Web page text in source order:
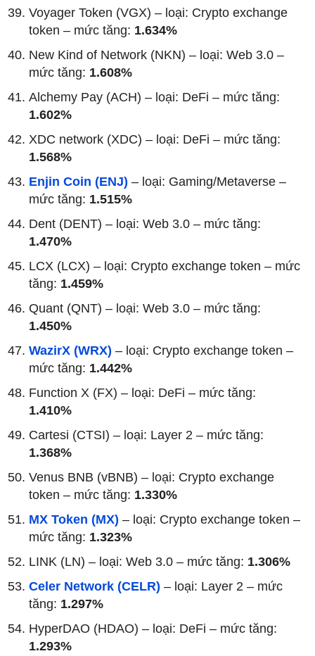
Voyager Token (VGX) – loại: Crypto exchange
token – mức tăng: 1.634%
New Kind of Network (NKN) – loại: Web 3.0 –
mức tăng: 1.608%
Alchemy Pay (ACH) – loại: DeFi – mức tăng:
1.602%
XDC network (XDC) – loại: DeFi – mức tăng:
1.568%
Enjin Coin (ENJ) – loại: Gaming/Metaverse –
mức tăng: 1.515%
Dent (DENT) – loại: Web 3.0 – mức tăng:
1.470%
LCX (LCX) – loại: Crypto exchange token – mức
tăng: 1.459%
Quant (QNT) – loại: Web 3.0 – mức tăng:
1.450%
WazirX (WRX) – loại: Crypto exchange token –
mức tăng: 1.442%
Function X (FX) – loại: DeFi – mức tăng:
1.410%
Cartesi (CTSI) – loại: Layer 2 – mức tăng:
1.368%
Venus BNB (vBNB) – loại: Crypto exchange
token – mức tăng: 1.330%
MX Token (MX) – loại: Crypto exchange token –
mức tăng: 1.323%
LINK (LN) – loại: Web 3.0 – mức tăng: 1.306%
Celer Network (CELR) – loại: Layer 2 – mức
tăng: 1.297%
HyperDAO (HDAO) – loại: DeFi – mức tăng:
1.293%